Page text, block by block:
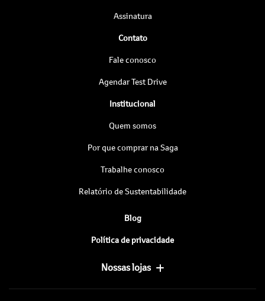
Assinatura
Contato
Fale conosco
Agendar Test Drive
Institucional
Quem somos
Por que comprar na Saga
Trabalhe conosco
Relatório de Sustentabilidade
Blog
Política de privacidade
Nossas lojas